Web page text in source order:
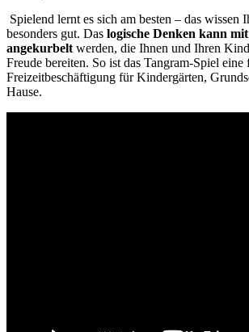
Spielend lernt es sich am besten – das wissen
besonders gut. Das logische Denken kann
angekurbelt werden, die Ihnen und Ihren
Freude bereiten. So ist das Tangram-Spiel eine
Freizeitbeschäftigung für Kindergärten,
Hause.